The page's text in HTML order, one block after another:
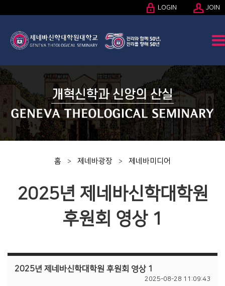
LOGIN JOIN
홈 > 제네바광장 > 제네바미디어
2025년 제네바신학대학원
후원회 영상 1
2025년 제네바신학대학원 후원회 영상 1
2025-08-28 11:09:43